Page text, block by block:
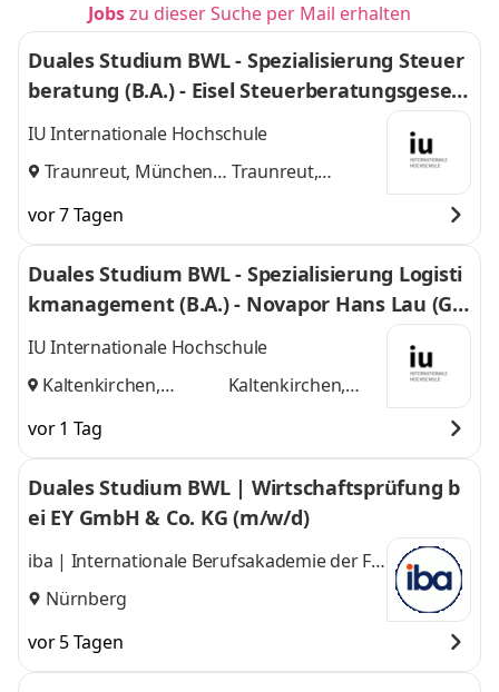
Jobszu dieser Suche per Mail erhalten
Duales Studium BWL - Spezialisierung Steuer
beratung (B.A.) - Eisel Steuerberatungsgesell
schaft mbH & Co. KG
IU Internationale Hochschule
Traunreut, München
Traunreut,
vor 7 Tagen
Duales Studium BWL - Spezialisierung Logisti
kmanagement (B.A.) - Novapor Hans Lau (G
mbH & Co) KG
IU Internationale Hochschule
Kaltenkirchen,
Kaltenkirchen,
vor 1 Tag
Duales Studium BWL | Wirtschaftsprüfung b
ei EY GmbH & Co. KG (m/w/d)
iba | Internationale Berufsakademie der F +
U Unternehmensgruppe gGmbH
Nürnberg
vor 5 Tagen